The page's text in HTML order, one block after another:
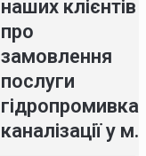
наших клієнтів
про
замовлення
послуги
гідропромивка
каналізації у м.